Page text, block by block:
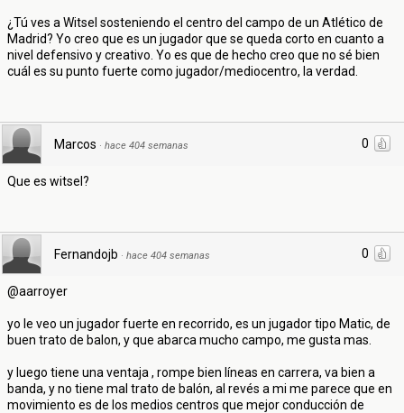
¿Tú ves a Witsel sosteniendo el centro del campo de un Atlético de
Madrid? Yo creo que es un jugador que se queda corto en cuanto a
nivel defensivo y creativo. Yo es que de hecho creo que no sé bien
cuál es su punto fuerte como jugador/mediocentro, la verdad.
0
Marcos · hace 404 semanas
Que es witsel?
0
Fernandojb · hace 404 semanas
@aarroyer
yo le veo un jugador fuerte en recorrido, es un jugador tipo Matic, de
buen trato de balon, y que abarca mucho campo, me gusta mas.
y luego tiene una ventaja , rompe bien líneas en carrera, va bien a
banda, y no tiene mal trato de balón, al revés a mi me parece que en
movimiento es de los medios centros que mejor conducción de